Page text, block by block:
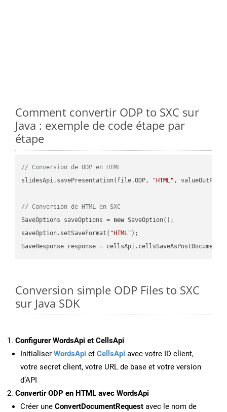
Comment convertir ODP to SXC sur
Java : exemple de code étape par
étape
// Conversion de ODP en HTML
slidesApi.savePresentation(file.ODP,
"HTML" ,
// Conversion de HTML en SXC
SaveOptions saveOptions = new SaveOption();
saveOption.setSaveFormat( "HTML" );
SaveResponse response =
Conversion simple ODP Files to SXC
sur Java SDK
Configurer WordsApi et CellsApi
Initialiser WordsApi et CellsApi avec votre ID client,
votre secret client, votre URL de base et votre version
d’API
Convertir ODP en HTML avec WordsApi
Créer une ConvertDocumentRequest avec le nom de